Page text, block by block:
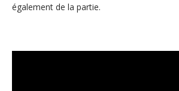
également de la partie.